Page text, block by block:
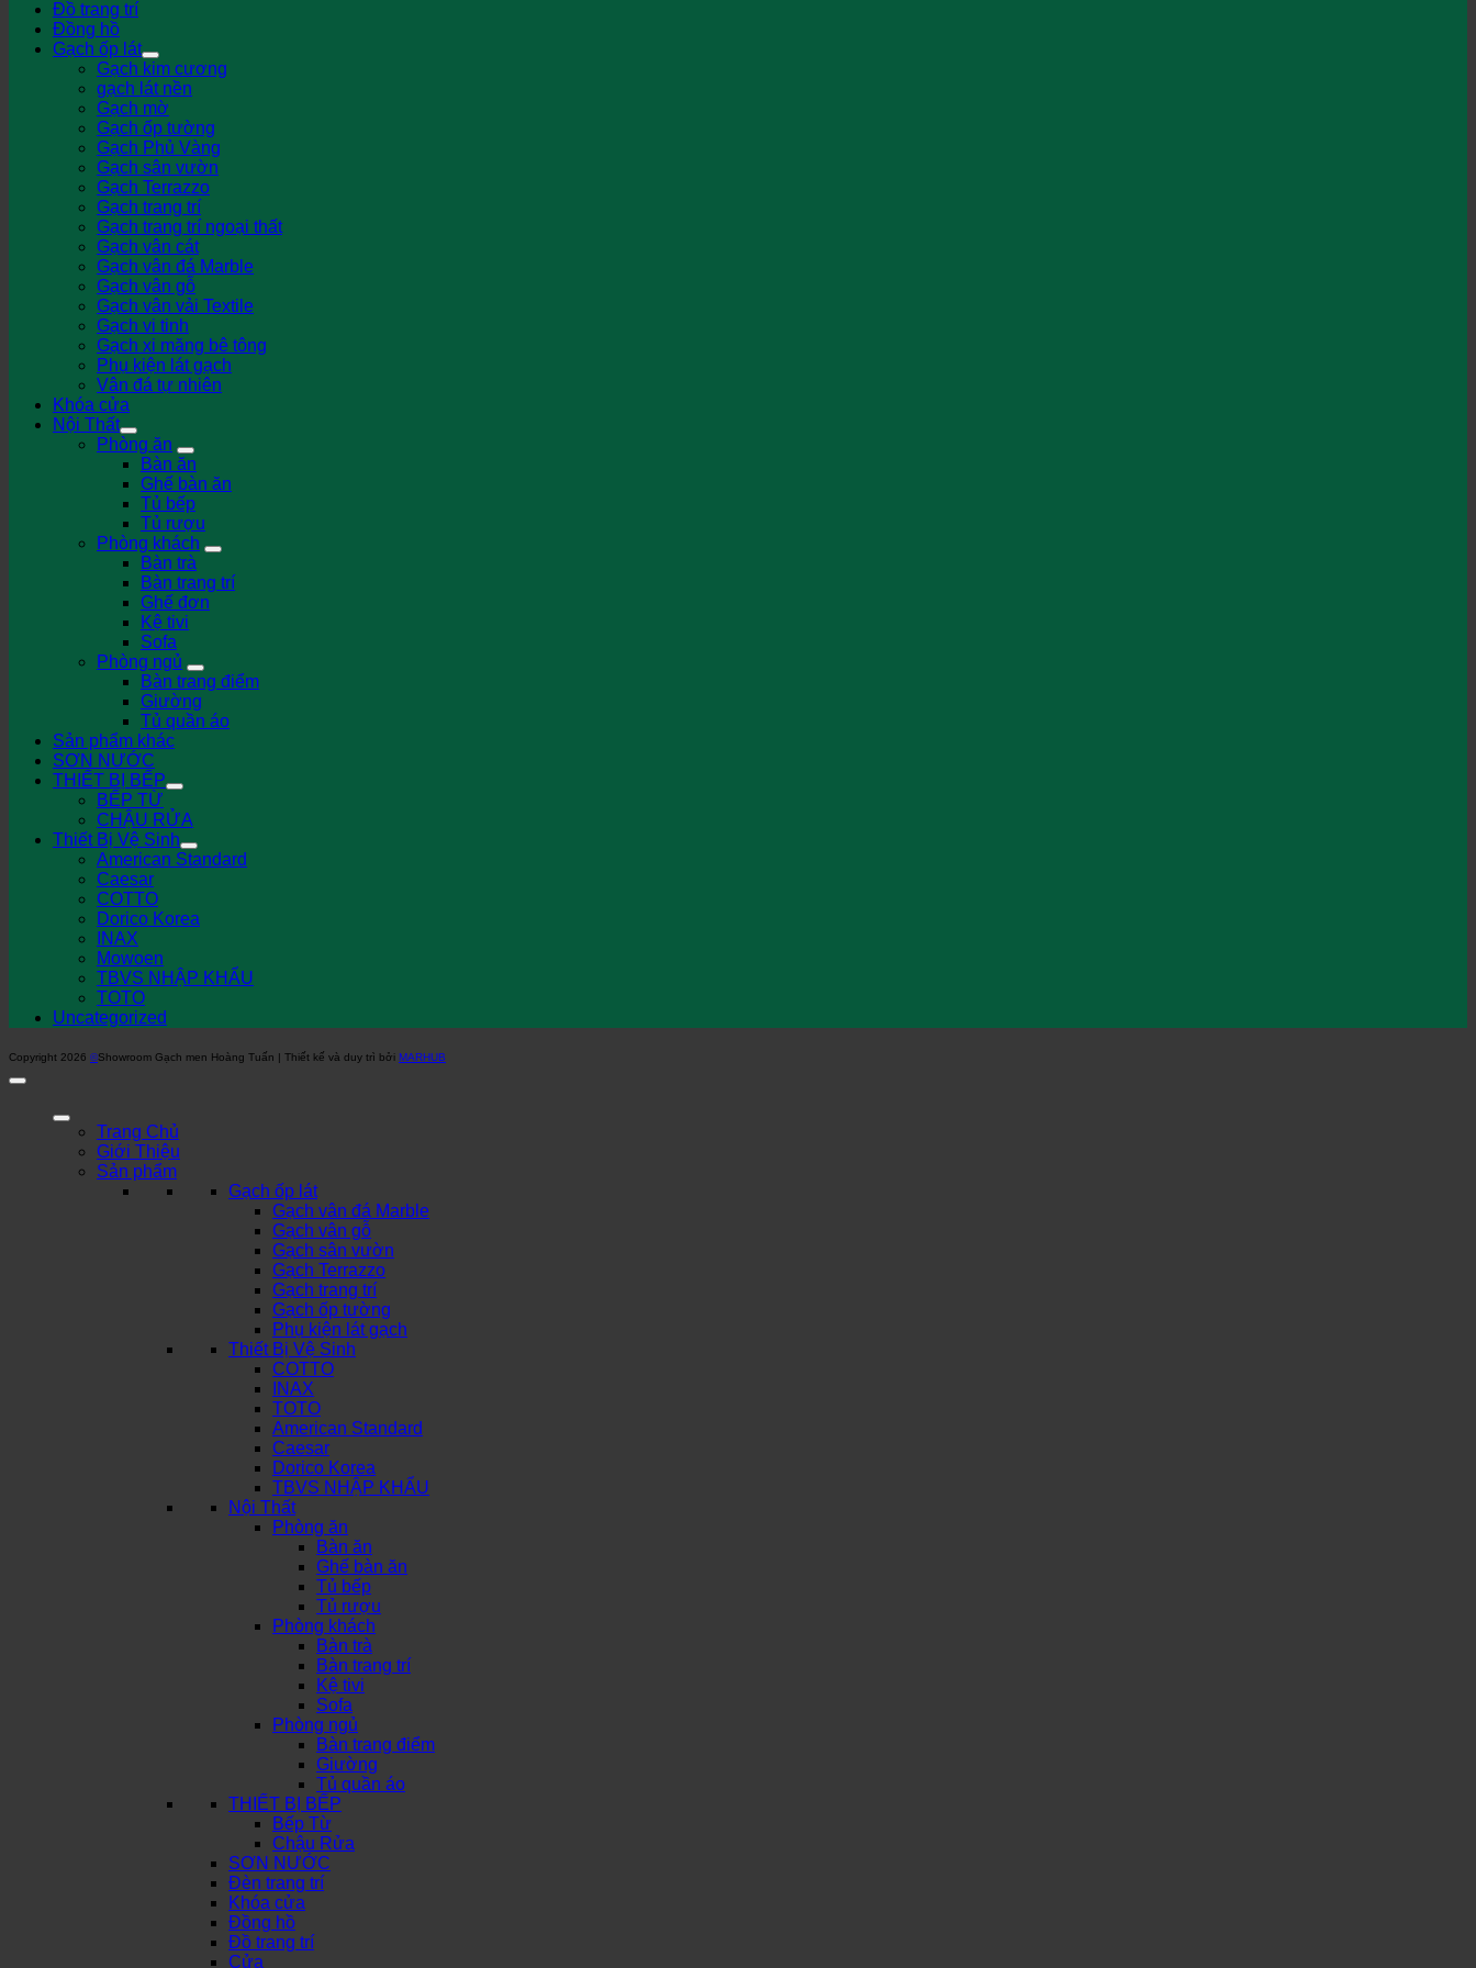
Đồ trang trí
Đồng hồ
Gạch ốp lát
Gạch kim cương
gạch lát nền
Gạch mờ
Gạch ốp tường
Gạch Phủ Vàng
Gạch sân vườn
Gạch Terrazzo
Gạch trang trí
Gạch trang trí ngoại thất
Gạch vân cát
Gạch vân đá Marble
Gạch vân gỗ
Gạch vân vải Textile
Gạch vi tinh
Gạch xi măng bê tông
Phụ kiện lát gạch
Vân đá tự nhiên
Khóa cửa
Nội Thất
Phòng ăn
Bàn ăn
Ghế bàn ăn
Tủ bếp
Tủ rượu
Phòng khách
Bàn trà
Bàn trang trí
Ghế đơn
Kệ tivi
Sofa
Phòng ngủ
Bàn trang điểm
Giường
Tủ quần áo
Sản phẩm khác
SƠN NƯỚC
THIẾT BỊ BẾP
BẾP TỪ
CHẬU RỬA
Thiết Bị Vệ Sinh
American Standard
Caesar
COTTO
Dorico Korea
INAX
Mowoen
TBVS NHẬP KHẨU
TOTO
Uncategorized
Copyright 2026 ©Showroom Gạch men Hoàng Tuấn | Thiết kế và duy trì bởi MARHUB
Trang Chủ
Giới Thiệu
Sản phẩm
Gạch ốp lát
Gạch vân đá Marble
Gạch vân gỗ
Gạch sân vườn
Gạch Terrazzo
Gạch trang trí
Gạch ốp tường
Phụ kiện lát gạch
Thiết Bị Vệ Sinh
COTTO
INAX
TOTO
American Standard
Caesar
Dorico Korea
TBVS NHẬP KHẨU
Nội Thất
Phòng ăn
Bàn ăn
Ghế bàn ăn
Tủ bếp
Tủ rượu
Phòng khách
Bàn trà
Bàn trang trí
Kệ tivi
Sofa
Phòng ngủ
Bàn trang điểm
Giường
Tủ quần áo
THIẾT BỊ BẾP
Bếp Từ
Chậu Rửa
SƠN NƯỚC
Đèn trang trí
Khóa cửa
Đồng hồ
Đồ trang trí
Cửa